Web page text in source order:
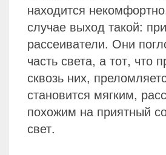
находится
случае выход такой:
рассеиватели. Они
часть света, а тот, что
сквозь них,
становится мягким,
похожим на приятный
свет.